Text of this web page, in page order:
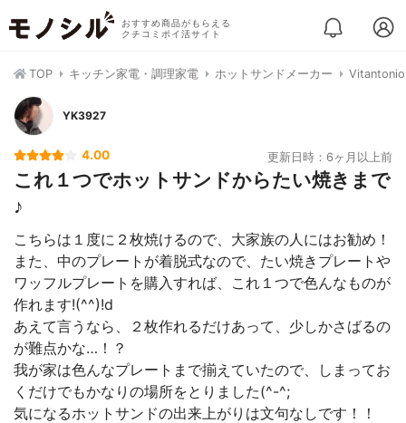
おすすめ商品がもらえる
クチコミポイ活サイト
TOP キッチン家電・調理家電 ホットサンドメーカー
YK3927
4.00 更新日時：6ヶ月以上前
これ１つでホットサンドからたい焼きまで
♪
こちらは１度に２枚焼けるので、大家族の人にはお勧め！
また、中のプレートが着脱式なので、たい焼きプレートや
ワッフルプレートを購入すれば、これ１つで色んなものが
作れます!(^^)!d
あえて言うなら、２枚作れるだけあって、少しかさばるの
が難点かな…！？
我が家は色んなプレートまで揃えていたので、しまってお
くだけでもかなりの場所をとりました(^-^;
気になるホットサンドの出来上がりは文句なしです！！